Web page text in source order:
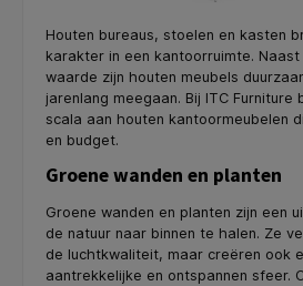
Houten bureaus, stoelen en kasten
karakter in een kantoorruimte.
waarde zijn houten meubels
jarenlang meegaan. Bij ITC Furniture
scala aan houten kantoormeubelen
en budget.
Groene wanden en planten
Groene wanden en planten zijn een
de natuur naar binnen te halen. Ze
de luchtkwaliteit, maar creëren ook
aantrekkelijke en ontspannen sfeer.